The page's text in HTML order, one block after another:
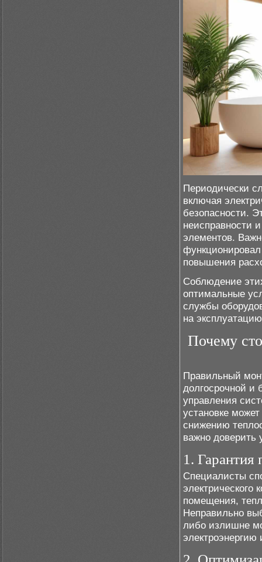
Периодически
включая
безопасности.
неисправности
элементов.
повышения
Соблюдение
оптимальные
службы
на
Почему
Правильный
долгосрочной и
управления
установке
снижению
важно доверить
1. Гарантия
Специалисты
электрического
помещения,
Неправильно
либо излишне